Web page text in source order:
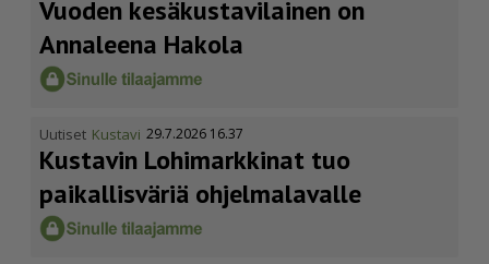
Vuoden kesäkus­ta­vi­lainen on
Annaleena Hakola
Uutiset Kustavi 29.7.2026 16.37
Kustavin Lohimarkkinat tuo
paikallisväriä ohjelmalavalle